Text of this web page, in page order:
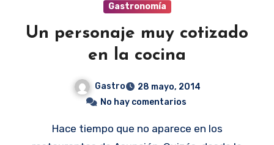
Gastronomía
Un personaje muy cotizado
en la cocina
Gastro
28 mayo, 2014
No hay comentarios
Hace tiempo que no aparece en los